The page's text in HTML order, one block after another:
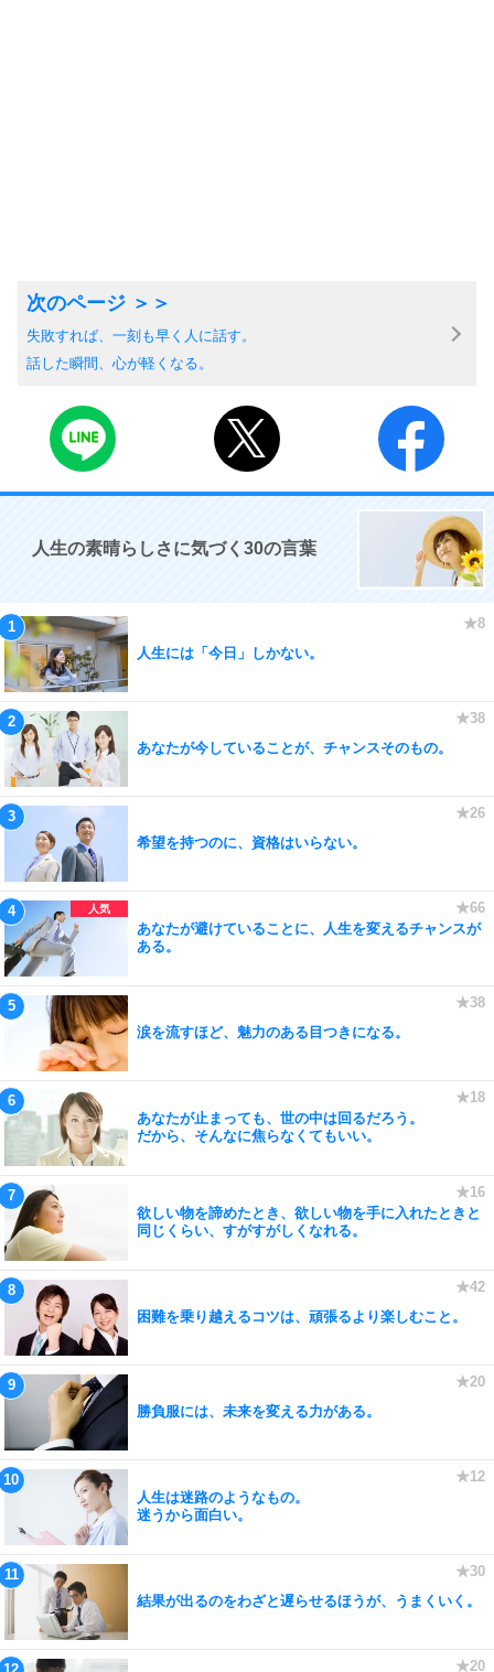
失敗すれば、一刻も早く人に話す。
話した瞬間、心が軽くなる。
人生の素晴らしさに気づく30の言葉
人生には「今日」しかない。
あなたが今していることが、チャンスそのもの。
希望を持つのに、資格はいらない。
あなたが避けていることに、人生を変えるチャンスが
ある。
涙を流すほど、魅力のある目つきになる。
あなたが止まっても、世の中は回るだろう。
だから、そんなに焦らなくてもいい。
欲しい物を諦めたとき、欲しい物を手に入れたときと
同じくらい、すがすがしくなれる。
困難を乗り越えるコツは、頑張るより楽しむこと。
勝負服には、未来を変える力がある。
人生は迷路のようなもの。
迷うから面白い。
結果が出るのをわざと遅らせるほうが、うまくいく。